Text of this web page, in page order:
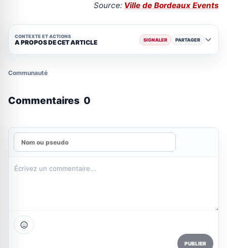
Source: Ville de Bordeaux Events
CONTEXTE ET ACTIONS
A PROPOS DE CET ARTICLE SIGNALER PARTAGER
Communauté
Commentaires 0
PUBLIER